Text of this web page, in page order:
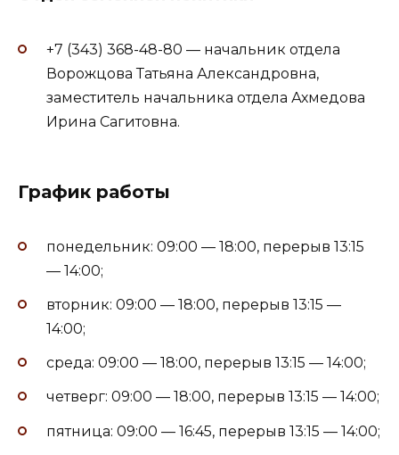
+7 (343) 368-48-80 — начальник отдела
Ворожцова Татьяна Александровна,
заместитель начальника отдела Ахмедова
Ирина Сагитовна.
График работы
понедельник: 09:00 — 18:00, перерыв 13:15
— 14:00;
вторник: 09:00 — 18:00, перерыв 13:15 —
14:00;
среда: 09:00 — 18:00, перерыв 13:15 — 14:00;
четверг: 09:00 — 18:00, перерыв 13:15 — 14:00;
пятница: 09:00 — 16:45, перерыв 13:15 — 14:00;